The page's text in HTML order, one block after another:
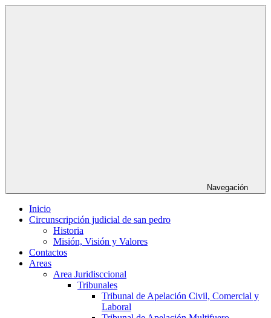
Saltar
Navegación
Inicio
Circunscripción judicial de san pedro
Historia
Misión, Visión y Valores
Contactos
Areas
Area Juridisccional
Tribunales
Tribunal de Apelación Civil, Comercial y
Laboral